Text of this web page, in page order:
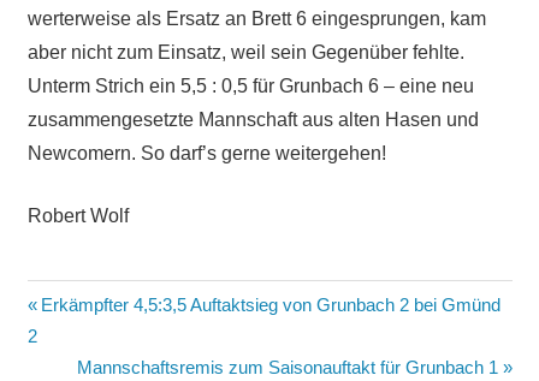
werterweise als Ersatz an Brett 6 eingesprungen, kam
aber nicht zum Einsatz, weil sein Gegenüber fehlte.
Unterm Strich ein 5,5 : 0,5 für Grunbach 6 – eine neu
zusammengesetzte Mannschaft aus alten Hasen und
Newcomern. So darf’s gerne weitergehen!
Robert Wolf
Beitragsnavigation
Vorheriger
Erkämpfter 4,5:3,5 Auftaktsieg von Grunbach 2 bei Gmünd
2
Nächster
Mannschaftsremis zum Saisonauftakt für Grunbach 1